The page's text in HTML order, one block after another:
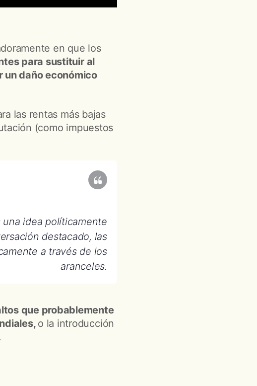
en que los
para sustituir al
un daño económico
las rentas más bajas
(como impuestos
idea políticamente
destacado, las
a través de los
aranceles.
que probablemente
o la introducción